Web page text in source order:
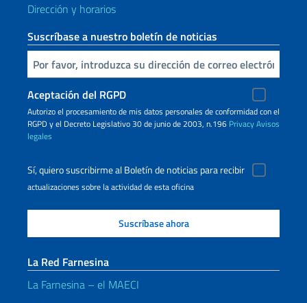
Dirección y horarios
Suscríbase a nuestro boletín de noticias
Inserta tu correo electronico
Aceptación del RGPD
Autorizo ​​el procesamiento de mis datos personales de conformidad con el
RGPD y el Decreto Legislativo 30 de junio de 2003, n.196 PrivacyAvisos
legales
Sí, quiero suscribirme al Boletín de noticias para recibir
actualizaciones sobre la actividad de esta oficina
La Red Farnesina
La Farnesina – el MAECI